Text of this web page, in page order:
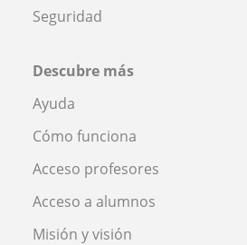
Seguridad
Descubre más
Ayuda
Cómo funciona
Acceso profesores
Acceso a alumnos
Misión y visión